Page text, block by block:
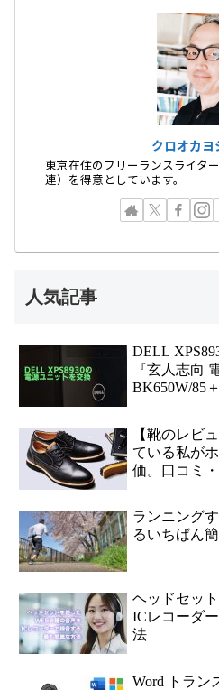
クロオカヨ
東京在住のフリーランスライタ
連）を得意としています。
人気記事
DELL
『玄人志向
BK650W/85
【靴のレビ
ている私が
価。口コミ
ランニング
るいちばん
ヘッドセッ
ICレコーダ
法
Word トラン